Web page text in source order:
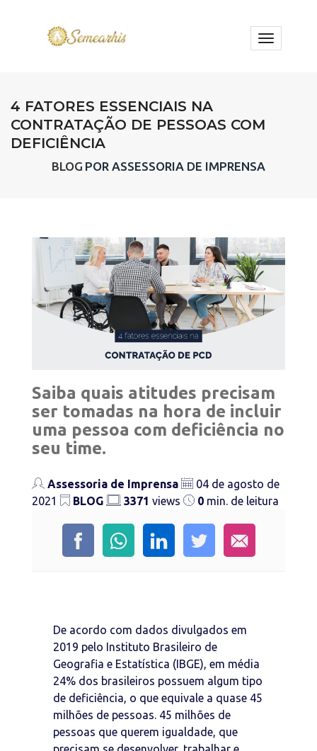
toggle
4 FATORES ESSENCIAIS NA
CONTRATAÇÃO DE PESSOAS COM
DEFICIÊNCIA
BLOG POR ASSESSORIA DE IMPRENSA
Saiba quais atitudes precisam
ser tomadas na hora de incluir
uma pessoa com deficiência no
seu time.
Assessoria de Imprensa
04 de agosto de
2021
BLOG 3371 views 0 min. de leitura
De acordo com dados divulgados em
2019 pelo Instituto Brasileiro de
Geografia e Estatística (IBGE), em média
24% dos brasileiros possuem algum tipo
de deficiência, o que equivale a quase 45
milhões de pessoas. 45 milhões de
pessoas que querem igualdade, que